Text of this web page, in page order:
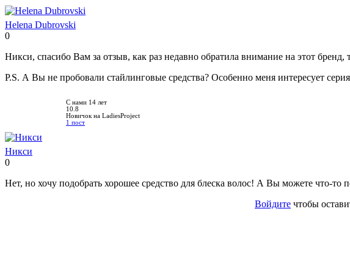
Helena Dubrovski
0
Никси, спасибо Вам за отзыв, как раз недавно обратила внимание на этот
P.S. А Вы не пробовали стайлинговые средства? Особенно меня интересует
С нами 14 лет
10.8
Новичок на LadiesProject
1 пост
Никси
0
Нет, но хочу подобрать хорошее средство для блеска волос! А Вы можете что-то
Войдите чтобы